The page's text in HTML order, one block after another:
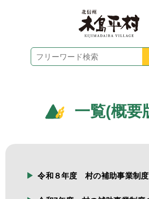
一覧(概要
令和８年度 村の補助事業制